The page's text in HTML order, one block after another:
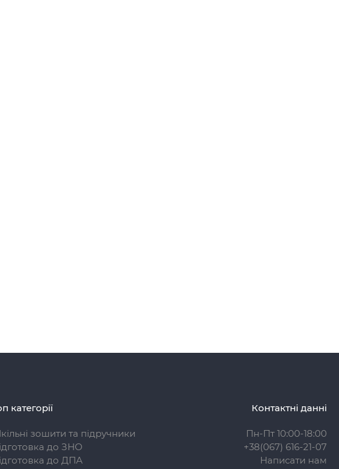
категорії
зошити та підручники
до ЗНО
до ДПА
Контактні данні
Пн-Пт 10:00-18:00
+38(067) 616-21-07
Написати нам